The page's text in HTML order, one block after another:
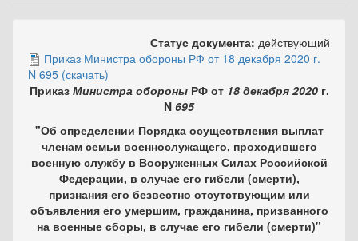
Статус документа: действующий
Приказ Министра обороны РФ от 18 декабря 2020 г.
N 695 (скачать)
Приказ Министра обороныРФ от 18 декабря 2020г.
N 695
"Об определении Порядка осуществления выплат
членам семьи военнослужащего, проходившего
военную службу в Вооруженных Силах Российской
Федерации, в случае его гибели (смерти),
признания его безвестно отсутствующим или
объявления его умершим, гражданина, призванного
на военные сборы, в случае его гибели (смерти)"